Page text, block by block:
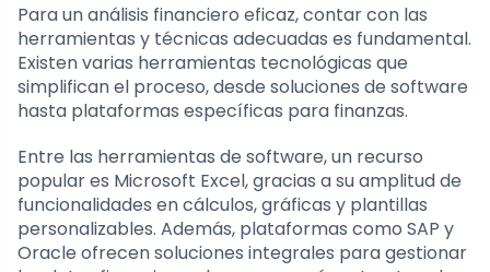
Para un análisis financiero eficaz, contar con las
herramientas y técnicas adecuadas es fundamental.
Existen varias herramientas tecnológicas que
simplifican el proceso, desde soluciones de software
hasta plataformas específicas para finanzas.
Entre las herramientas de software, un recurso
popular es Microsoft Excel, gracias a su amplitud de
funcionalidades en cálculos, gráficas y plantillas
personalizables. Además, plataformas como SAP y
Oracle ofrecen soluciones integrales para gestionar